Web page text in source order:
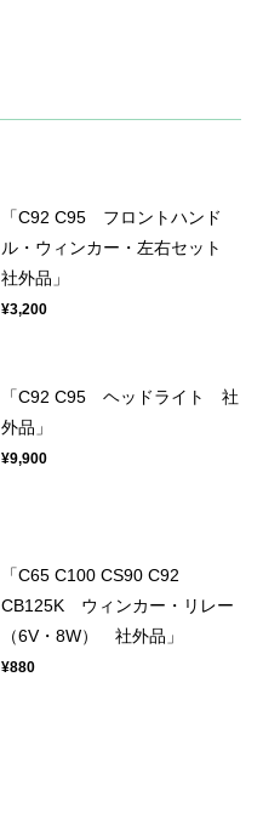
「C92 C95 フロントハンド
ル・ウィンカー・左右セット
社外品」
¥3,200
「C92 C95 ヘッドライト 社
外品」
¥9,900
「C65 C100 CS90 C92
CB125K ウィンカー・リレー
（6V・8W） 社外品」
¥880